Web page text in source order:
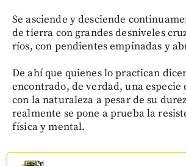
Se asciende y desciende
de tierra con grandes desniveles
ríos, con pendientes empinadas y
De ahí que quienes lo practican
encontrado, de verdad, una especie
con la naturaleza a pesar de su
realmente se pone a prueba la
física y mental.